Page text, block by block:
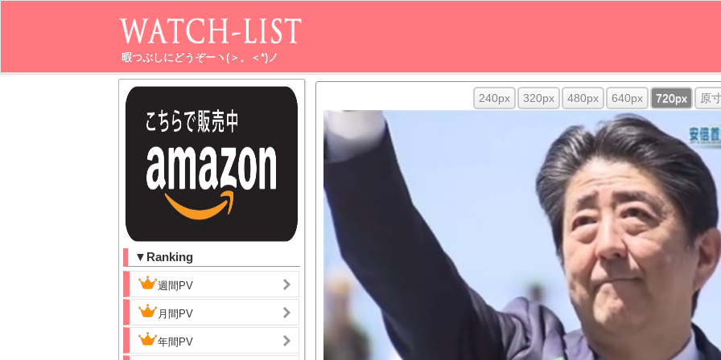
暇つぶしにどうぞーヽ(＞。＜*)ノ
▼Ranking
週間PV
月間PV
年間PV
240px 320px 480px 640px 720px 原